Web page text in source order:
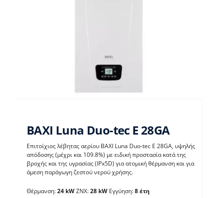
BAXI Luna Duo-tec E
28GA
BAXI Luna Duo-tec E 28GA
Επιτοίχιος λέβητας αερίου BAXI Luna Duo-tec E 28GA, υψηλής
απόδοσης (μέχρι και 109.8%) με ειδική προστασία κατά της
βροχής και της υγρασίας (IPx5D) για ατομική θέρμανση και για
άμεση παράγωγη ζεστού νερού χρήσης.
Θέρμανση:24 kWΖΝΧ:28 kWΕγγύηση:8 έτη